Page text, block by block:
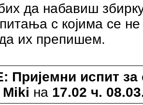
да набавиш
с којима се
их препишем.
Пријемни испит
Miki на 17.02 ч.